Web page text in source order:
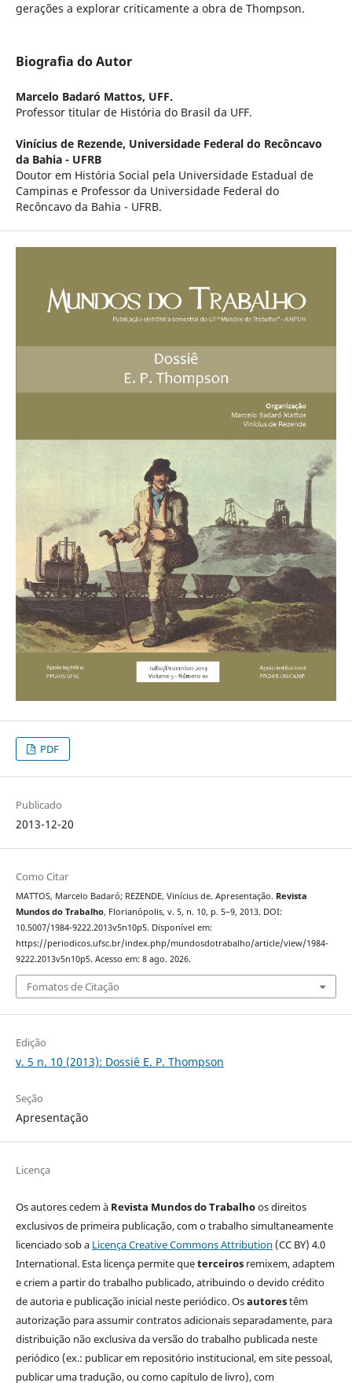
gerações a explorar criticamente a obra de Thompson.
Biografia do Autor
Marcelo Badaró Mattos, UFF.
Professor titular de História do Brasil da UFF.
Vinícius de Rezende, Universidade Federal do Recôncavo
da Bahia - UFRB
Doutor em História Social pela Universidade Estadual de
Campinas e Professor da Universidade Federal do
Recôncavo da Bahia - UFRB.
PDF
Publicado
2013-12-20
Como Citar
MATTOS, Marcelo Badaró; REZENDE, Vinícius de. Apresentação. Revista
Mundos do Trabalho, Florianópolis, v. 5, n. 10, p. 5–9, 2013. DOI:
10.5007/1984-9222.2013v5n10p5. Disponível em:
https://periodicos.ufsc.br/index.php/mundosdotrabalho/article/view/1984-
9222.2013v5n10p5. Acesso em: 8 ago. 2026.
Fomatos de Citação
Edição
v. 5 n. 10 (2013): Dossiê E. P. Thompson
Seção
Apresentação
Licença
Os autores cedem à Revista Mundos do Trabalhoos direitos
exclusivos de primeira publicação, com o trabalho simultaneamente
licenciado sob a Licença Creative Commons Attribution (CC BY) 4.0
International. Esta licença permite queterceirosremixem, adaptem
e criem a partir do trabalho publicado, atribuindo o devido crédito
de autoria e publicação inicial neste periódico. Osautorestêm
autorização para assumir contratos adicionais separadamente, para
distribuição não exclusiva da versão do trabalho publicada neste
periódico (ex.: publicar em repositório institucional, em site pessoal,
publicar uma tradução, ou como capítulo de livro), com